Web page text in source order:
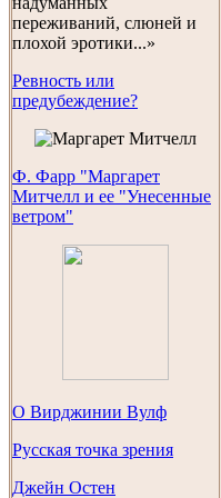
переживаний, слюней и
плохой эротики...»
Ревность или
предубеждение?
Ф. Фарр "Маргарет
Митчелл и ее "Унесенные
ветром"
O Вирджинии Вулф
Русская точка зрения
Джейн Остен